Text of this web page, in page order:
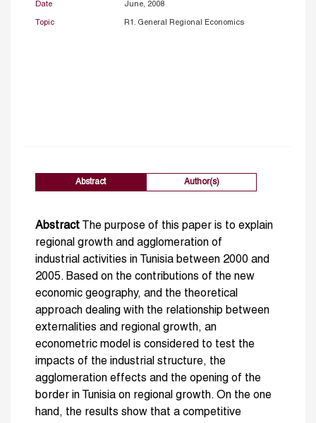
Date June, 2008
Topic R1. General Regional Economics
Abstract Author(s)
Abstract The purpose of this paper is to explain
regional growth and agglomeration of
industrial activities in Tunisia between 2000 and
2005. Based on the contributions of the new
economic geography, and the theoretical
approach dealing with the relationship between
externalities and regional growth, an
econometric model is considered to test the
impacts of the industrial structure, the
agglomeration effects and the opening of the
border in Tunisia on regional growth. On the one
hand, the results show that a competitive